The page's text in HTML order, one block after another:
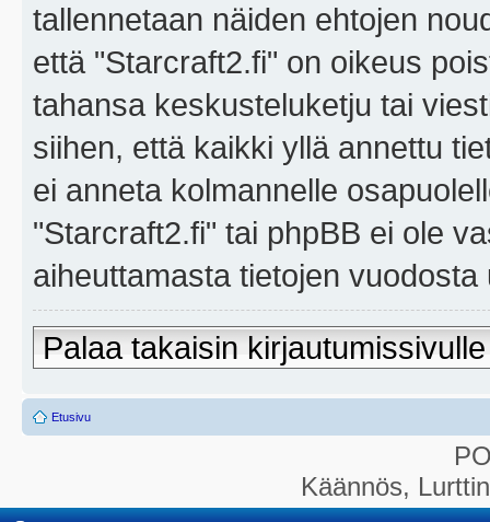
tallennetaan näiden ehtojen
että "Starcraft2.fi" on oikeus
tahansa keskusteluketju tai
siihen, että kaikki yllä annettu
ei anneta kolmannelle
"Starcraft2.fi" tai phpBB ei ole
aiheuttamasta tietojen
Palaa takaisin kirjautumissivulle
Etusivu
Käännös,